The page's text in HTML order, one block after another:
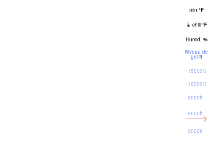
min °F
chill °F
Humid. %
Niveau de
gel ft
3000ft
6000ft
9000ft
12000ft
15000ft